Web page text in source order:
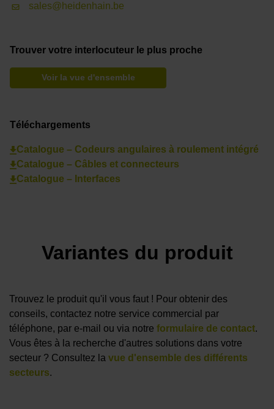
sales@heidenhain.be
Trouver votre interlocuteur le plus proche
Voir la vue d'ensemble
Téléchargements
Catalogue – Codeurs angulaires à roulement intégré
Catalogue – Câbles et connecteurs
Catalogue – Interfaces
Variantes du produit
Trouvez le produit qu'il vous faut ! Pour obtenir des
conseils, contactez notre service commercial par
téléphone, par e-mail ou via notre formulaire de contact.
Vous êtes à la recherche d'autres solutions dans votre
secteur ? Consultez la vue d'ensemble des différents
secteurs.